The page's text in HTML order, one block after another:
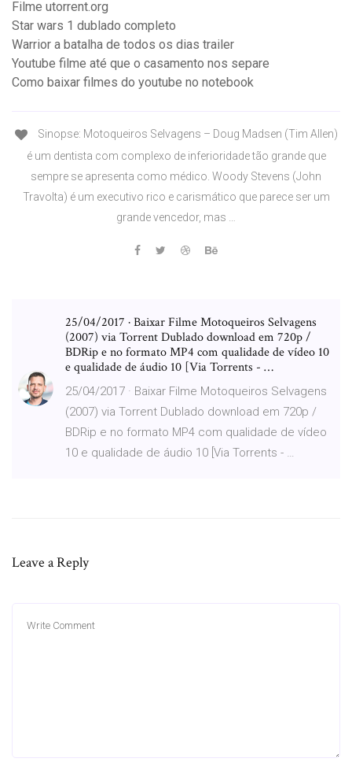
Filme utorrent.org
Star wars 1 dublado completo
Warrior a batalha de todos os dias trailer
Youtube filme até que o casamento nos separe
Como baixar filmes do youtube no notebook
Sinopse: Motoqueiros Selvagens – Doug Madsen (Tim Allen)
é um dentista com complexo de inferioridade tão grande que
sempre se apresenta como médico. Woody Stevens (John
Travolta) é um executivo rico e carismático que parece ser um
grande vencedor, mas …
25/04/2017 · Baixar Filme Motoqueiros Selvagens
(2007) via Torrent Dublado download em 720p /
BDRip e no formato MP4 com qualidade de vídeo 10
e qualidade de áudio 10 [Via Torrents - …
25/04/2017 · Baixar Filme Motoqueiros Selvagens
(2007) via Torrent Dublado download em 720p /
BDRip e no formato MP4 com qualidade de vídeo
10 e qualidade de áudio 10 [Via Torrents - …
Leave a Reply